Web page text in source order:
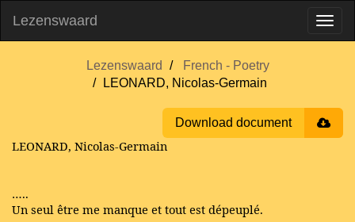
Lezenswaard
Lezenswaard
French - Poetry
LEONARD, Nicolas-Germain
Download document
LEONARD, Nicolas-Germain
…..
Un seul être me manque et tout est dépeuplé.